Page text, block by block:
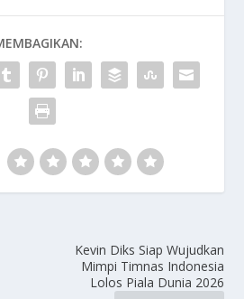
Kevin Diks Siap Wujudkan
Mimpi Timnas Indonesia
Lolos Piala Dunia 2026